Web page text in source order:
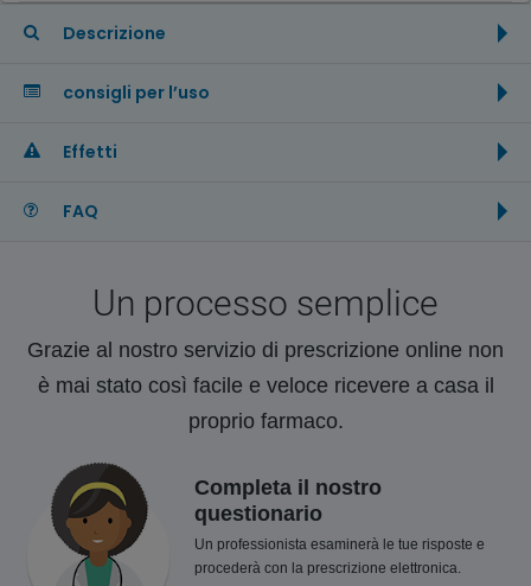
Descrizione
consigli per l’uso
Effetti
FAQ
Un processo semplice
Grazie al nostro servizio di prescrizione online non
è mai stato così facile e veloce ricevere a casa il
proprio farmaco.
Completa il nostro
questionario
Un professionista esaminerà le tue risposte e
procederà con la prescrizione elettronica.